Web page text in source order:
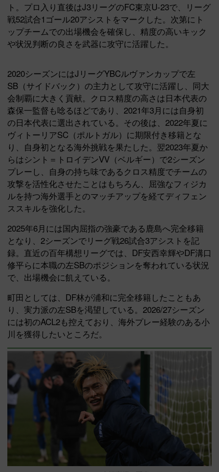
ト。プロ入り直後はJ3リーグのFC東京U-23で、リーグ
戦52試合1ゴール20アシストをマークした。次第にト
ップチームでの出場機会を確保し、精度の高いキック
や状況判断の良さを武器に攻守に活躍した。
2020シーズンにはJリーグYBCルヴァンカップで左
SB（サイドバック）の主力として攻守に活躍し、同大
会制覇に大きく貢献。クロス精度の高さは日本代表の
森保一監督も唸るほどであり、2021年3月には自身初
の日本代表に選出されている。その後は、2022年夏に
ヴィトーリアSC（ポルトガル）に期限付き移籍とな
り、自身初となる海外挑戦を果たした。翌2023年夏か
らはシント＝トロイデンVV（ベルギー）で2シーズン
プレーし、自身の持ち味であるクロス精度でチームの
攻撃を活性化させたことはもちろん、屈強なフィジカ
ルを持つ海外選手とのマッチアップを経てディフェン
ススキルを強化した。
2025年6月には国内屈指の強豪である鹿島へ完全移籍
となり、2シーズンでリーグ戦26試合3アシストを記
録。直近の百年構想リーグでは、DF安西幸輝やDF溝口
修平らに本職の左SBのポジションを奪われている状況
で、出場機会に飢えている。
町田としては、DF林が浦和に完全移籍したこともあ
り、実力派の左SBを渇望している。2026/27シーズン
には初のACL2も控えており、海外プレー経験のある小
川を獲得したいところだ。